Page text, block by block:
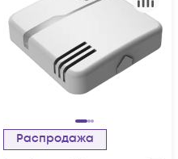
Распродажа